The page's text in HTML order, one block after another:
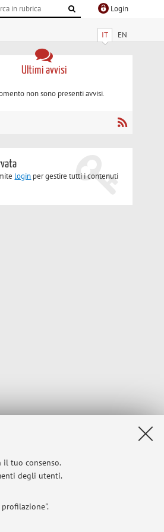
il tuo consenso.
degli utenti.
Login
IT EN
Ultimi avvisi
non sono presenti avvisi.
login per gestire tutti i contenuti